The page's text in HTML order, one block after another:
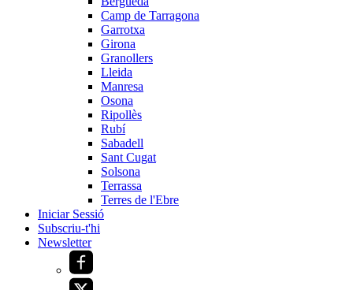
Camp de Tarragona
Garrotxa
Girona
Granollers
Lleida
Manresa
Osona
Ripollès
Rubí
Sabadell
Sant Cugat
Solsona
Terrassa
Terres de l'Ebre
Iniciar Sessió
Subscriu-t'hi
Newsletter